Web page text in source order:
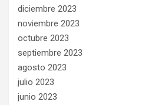
diciembre 2023
noviembre 2023
octubre 2023
septiembre 2023
agosto 2023
julio 2023
junio 2023